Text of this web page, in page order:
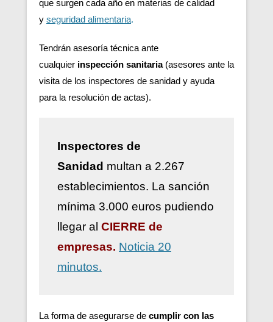
que surgen cada año en materias de calidad
y seguridad alimentaria.
Tendrán asesoría técnica ante
cualquier inspección sanitaria (asesores ante la
visita de los inspectores de sanidad y ayuda
para la resolución de actas).
Inspectores de
Sanidad multan a 2.267
establecimientos. La sanción
mínima 3.000 euros pudiendo
llegar al CIERRE de
empresas. Noticia 20
minutos.
La forma de asegurarse de cumplir con las